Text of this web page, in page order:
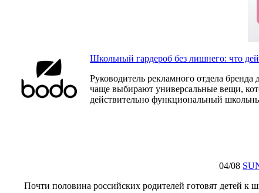
Школьный гардероб без лишнего: что
Руководитель рекламного отдела
чаще выбирают универсальные вещи,
действительно функциональный
04/08
Почти половина российских родителей готовят детей к